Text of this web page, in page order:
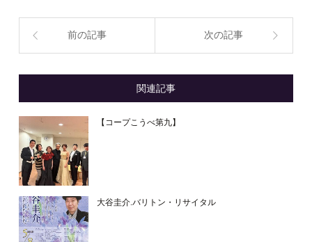
前の記事 次の記事
関連記事
【コープこうべ第九】
大谷圭介.バリトン・リサイタル